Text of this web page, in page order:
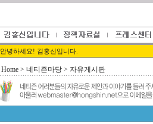
안녕하세요! 김홍신입니다.
Home > 네티즌마당 > 자유게시판